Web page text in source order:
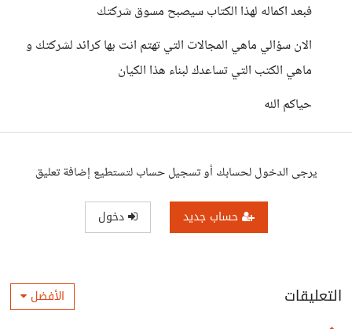
فبعد اكماله لهذا الكتاب سيصبح مسوق شركتك
الان سؤالي ماهي المجالات التي تهتم انت بها كرائد لشركتك و
ماهي الكتب التي تساعدك لبناء هذا الكيان
حياكم الله
يرجى الدخول لحسابك أو تسجيل حساب لتستطيع إضافة تعليق
حساب جديد دخول
التعليقات الأفضل